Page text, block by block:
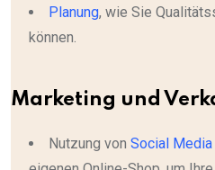
Planung, wie Sie
können.
Marketing und
Nutzung von Social Media